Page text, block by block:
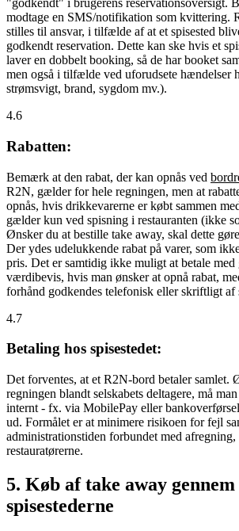
"godkendt" i brugerens reservationsoversigt.
modtage en SMS/notifikation som kvittering.
stilles til ansvar, i tilfælde af at et spisested
godkendt reservation. Dette kan ske hvis et
laver en dobbelt booking, så de har booket
men også i tilfælde ved uforudsete hændelser
strømsvigt, brand, sygdom mv.).
4.6
Rabatten:
Bemærk at den rabat, der kan opnås ved
R2N, gælder for hele regningen, men at
opnås, hvis drikkevarerne er købt sammen
gælder kun ved spisning i restauranten (ikke
Ønsker du at bestille take away, skal dette
Der ydes udelukkende rabat på varer, som
pris. Det er samtidig ikke muligt at betale med
værdibevis, hvis man ønsker at opnå rabat,
forhånd godkendes telefonisk eller skriftligt af
4.7
Betaling hos spisestedet:
Det forventes, at et R2N-bord betaler samlet.
regningen blandt selskabets deltagere, må
internt - fx. via MobilePay eller
ud. Formålet er at minimere risikoen for fejl
administrationstiden forbundet med
restauratørerne.
5. Køb af take away
spisestederne